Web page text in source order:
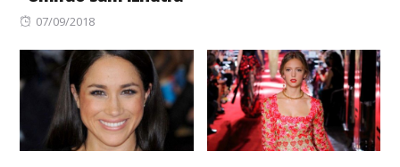
Posted
07/09/2018